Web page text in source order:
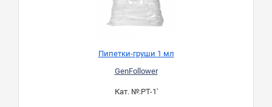
Пипетки-груши 1 мл
GenFollower
Кат. №:PT-1'